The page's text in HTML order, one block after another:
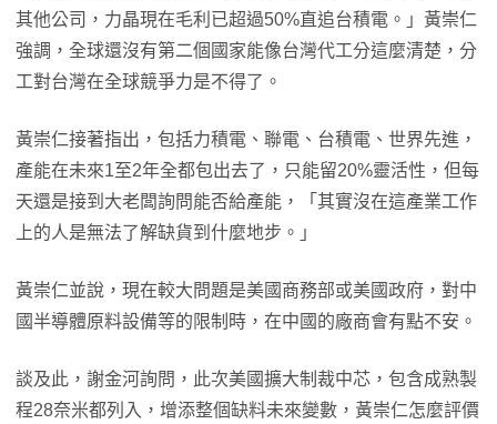
其他公司，力晶現在毛利已超過50%直追台積電。」黃崇仁
強調，全球還沒有第二個國家能像台灣代工分這麼清楚，分
工對台灣在全球競爭力是不得了。
黃崇仁接著指出，包括力積電、聯電、台積電、世界先進，
產能在未來1至2年全都包出去了，只能留20%靈活性，但每
天還是接到大老闆詢問能否給產能，「其實沒在這產業工作
上的人是無法了解缺貨到什麼地步。」
黃崇仁並說，現在較大問題是美國商務部或美國政府，對中
國半導體原料設備等的限制時，在中國的廠商會有點不安。
談及此，謝金河詢問，此次美國擴大制裁中芯，包含成熟製
程28奈米都列入，增添整個缺料未來變數，黃崇仁怎麼評價